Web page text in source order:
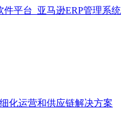
化运营和供应链解决方案